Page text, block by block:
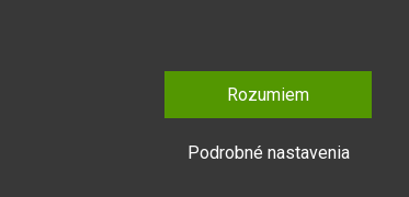
Rozumiem
Podrobné nastavenia